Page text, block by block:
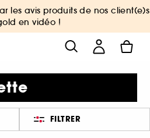
les avis produits de nos client(e)s
en vidéo !
FILTRER